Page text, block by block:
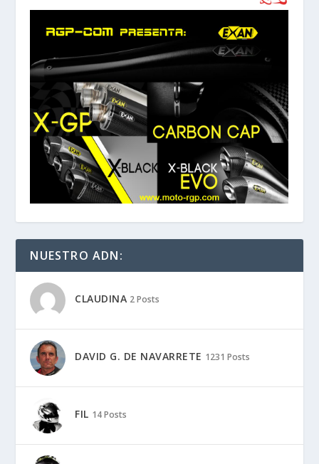
NUESTRO ADN:
CLAUDINA 2 Posts
DAVID G. DE NAVARRETE 1231 Posts
FIL 14 Posts